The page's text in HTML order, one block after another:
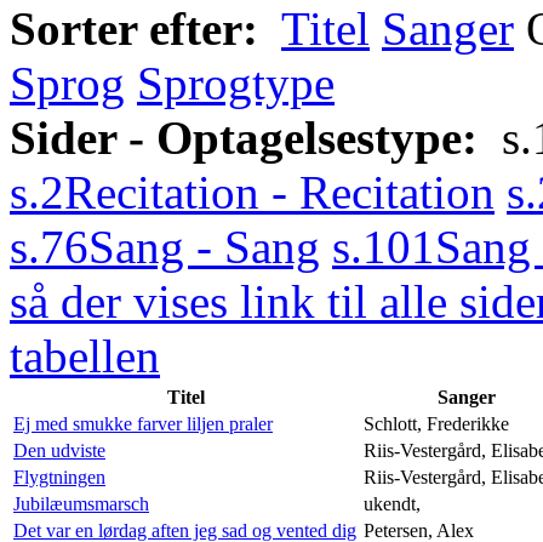
Sorter efter: Titel Sanger
Sprog Sprogtype
Sider - Optagelsestype:
s.2Recitation - Recitation
s.76Sang - Sang s.101
så der vises link til alle
tabellen
Titel
Sanger
Ej med smukke farver liljen praler
Schlott, Frederikke
Den udviste
Riis-Vestergård,
Flygtningen
Riis-Vestergård,
Jubilæumsmarsch
ukendt,
Det var en lørdag aften jeg sad og vented dig Petersen, Alex